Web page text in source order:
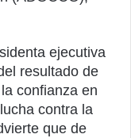
ejecutiva
resultado de
confianza en
contra la
que de